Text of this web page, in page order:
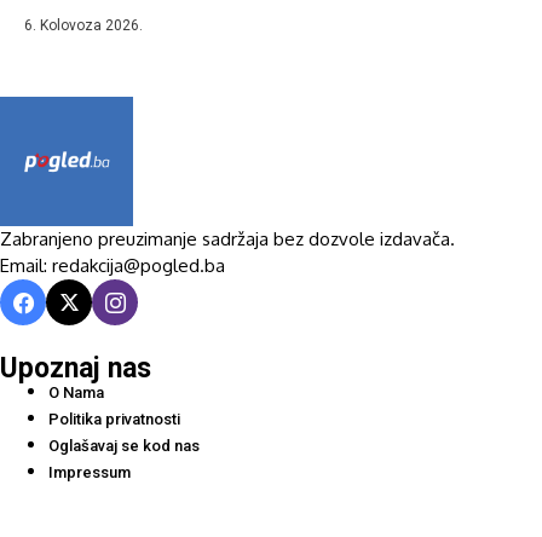
6. Kolovoza 2026.
Zabranjeno preuzimanje sadržaja bez dozvole izdavača.
Email: redakcija@pogled.ba
Upoznaj nas
O Nama
Politika privatnosti
Oglašavaj se kod nas
Impressum